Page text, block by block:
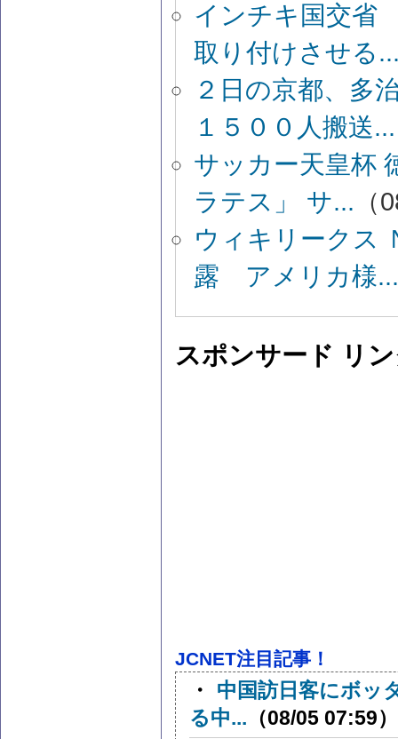
インチキ国交省
取り付けさせる
２日の京都、多
１５００人搬送...
サッカー天皇杯
ラテス」 サ... （
ウィキリークス
露 アメリカ様...
スポンサード リ
JCNET注目記事！
・
中国訪日客にボッ
る中... （08/05 07:59）